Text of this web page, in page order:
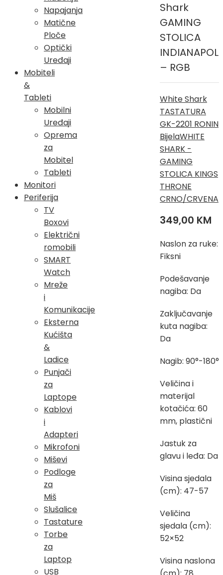
Napajanja
Matične
Ploče
Optički
Uređaji
Mobiteli
&
Tableti
Mobilni
Uređaji
Oprema
za
Mobitel
Tableti
Monitori
Periferija
TV
Boxovi
Električni
romobili
SMART
Watch
Mreže
i
Komunikacije
Eksterna
Kućišta
&
Ladice
Punjači
za
Laptope
Kablovi
i
Adapteri
Mikrofoni
Miševi
Podloge
za
Miš
Slušalice
Tastature
Torbe
za
Laptop
USB
Shark
GAMING
STOLICA
– RGB
White Shark
TASTATURA
GK-2201 RONIN
BijelaWHITE
SHARK -
GAMING
STOLICA KINGS
THRONE
CRNO/CRVENA
349,00 KM
Naslon za ruke:
Fiksni
Podešavanje
nagiba: Da
Zaključavanje
kuta nagiba:
Da
Nagib: 90°-180°
Veličina i
materijal
kotačića: 60
mm, plastični
Jastuk za
glavu i leđa: Da
Visina sjedala
(cm): 47-57
Veličina
sjedala (cm):
52×52
Visina naslona